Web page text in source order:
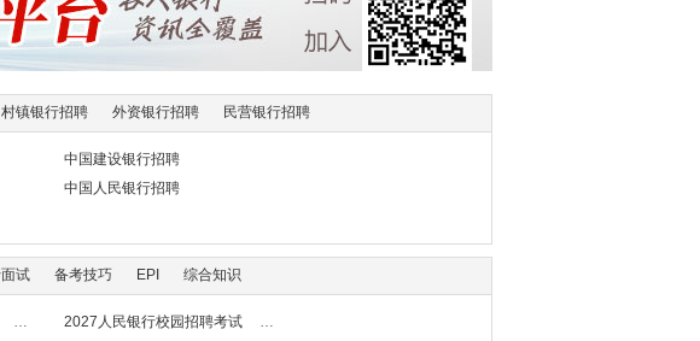
村镇银行招聘 外资银行招聘 民营银行招聘
中国建设银行招聘
中国人民银行招聘
试 备考技巧 EPI 综合知识
2027人民银行校园招聘考试